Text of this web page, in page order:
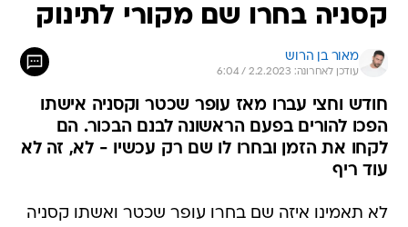
קסניה בחרו שם מקורי לתינוק
מאור בן הרוש
עודכן לאחרונה: 2.2.2023 / 6:04
חודש וחצי עברו מאז עופר שכטר וקסניה אישתו
הפכו להורים בפעם הראשונה לבנם הבכור. הם
לקחו את הזמן ובחרו לו שם רק עכשיו - לא, זה לא
עוד ריף
לא תאמינו איזה שם בחרו עופר שכטר ואשתו קסניה